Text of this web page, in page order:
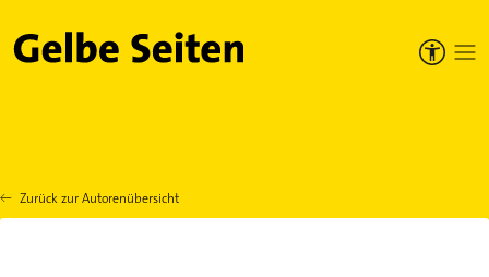
Gelbe Seiten
Zurück zur Autorenübersicht